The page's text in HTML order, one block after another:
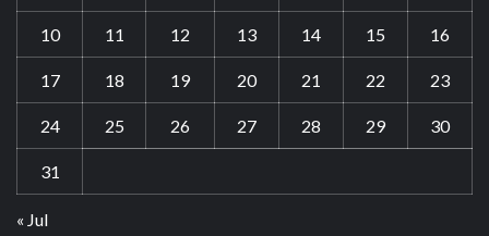
10 11 12 13 14 15 16
17 18 19 20 21 22 23
24 25 26 27 28 29 30
31
« Jul